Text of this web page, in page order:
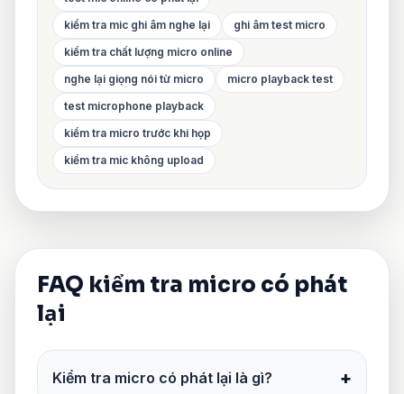
kiểm tra mic ghi âm nghe lại
ghi âm test micro
kiểm tra chất lượng micro online
nghe lại giọng nói từ micro
micro playback test
test microphone playback
kiểm tra micro trước khi họp
kiểm tra mic không upload
FAQ kiểm tra micro có phát
lại
Kiểm tra micro có phát lại là gì? +